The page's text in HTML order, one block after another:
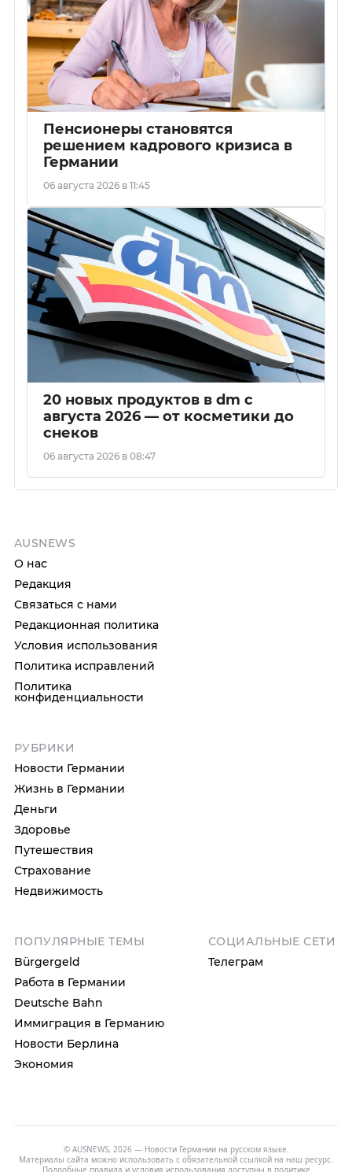
Пенсионеры становятся
решением кадрового кризиса в
Германии
06 августа 2026 в 11:45
20 новых продуктов в dm с
августа 2026 — от косметики до
снеков
06 августа 2026 в 08:47
AUSNEWS
О нас
Редакция
Связаться с нами
Редакционная политика
Условия использования
Политика исправлений
Политика
конфиденциальности
РУБРИКИ
Новости Германии
Жизнь в Германии
Деньги
Здоровье
Путешествия
Страхование
Недвижимость
ПОПУЛЯРНЫЕ ТЕМЫ
Bürgergeld
Работа в Германии
Deutsche Bahn
Иммиграция в Германию
Новости Берлина
Экономия
СОЦИАЛЬНЫЕ СЕТИ
Телеграм
© AUSNEWS, 2026 — Новости Германии на русском языке.
Материалы сайта можно использовать с обязательной ссылкой на наш ресурс.